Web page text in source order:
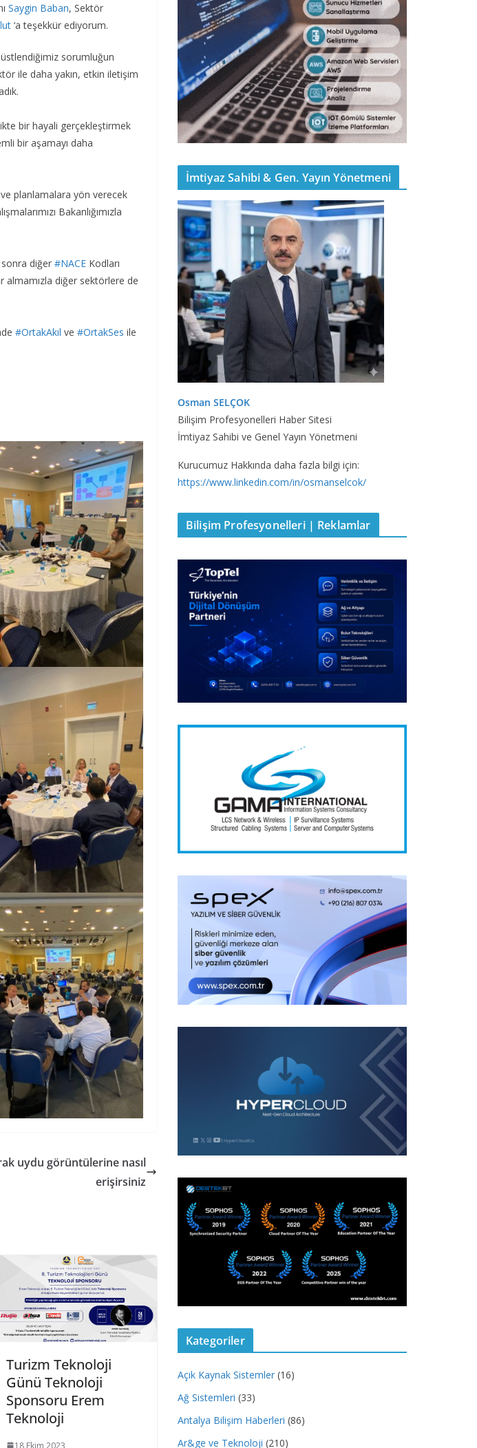
Saygin Baban, Sektör
‘a teşekkür ediyorum.
sorumluğun
ile daha yakın, etkin iletişim
bir hayali gerçekleştirmek
bir aşamayı daha
planlamalara yön verecek
Bakanlığımızla
diğer #NACE Kodları
almamızla diğer sektörlere de
#OrtakAkıl ve #OrtakSes ile
uydu görüntülerine nasıl
erişirsiniz
Turizm Teknoloji
Günü Teknoloji
Sponsoru Erem
Teknoloji
18 Ekim 2023
İmtiyaz Sahibi & Gen. Yayın Yönetmeni
Osman SELÇOK
Bilişim Profesyonelleri Haber Sitesi
İmtiyaz Sahibi ve Genel Yayın Yönetmeni
Kurucumuz Hakkında daha fazla bilgi için:
https://www.linkedin.com/in/osmanselcok/
Bilişim Profesyonelleri | Reklamlar
Kategoriler
Açık Kaynak Sistemler (16)
Ağ Sistemleri (33)
Antalya Bilişim Haberleri (86)
Ar&ge ve Teknoloji (210)